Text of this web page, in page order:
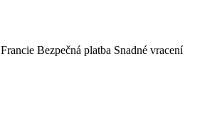
Bezpečná platba Snadné vracení